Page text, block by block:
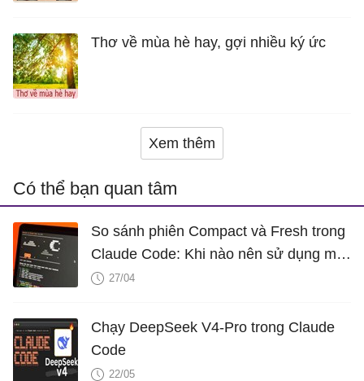
Thơ về mùa hè hay, gợi nhiều ký ức
Xem thêm
Có thể bạn quan tâm
So sánh phiên Compact và Fresh trong
Claude Code: Khi nào nên sử dụng mỗi
loại?27/04
Chạy DeepSeek V4-Pro trong Claude
Code
22/05